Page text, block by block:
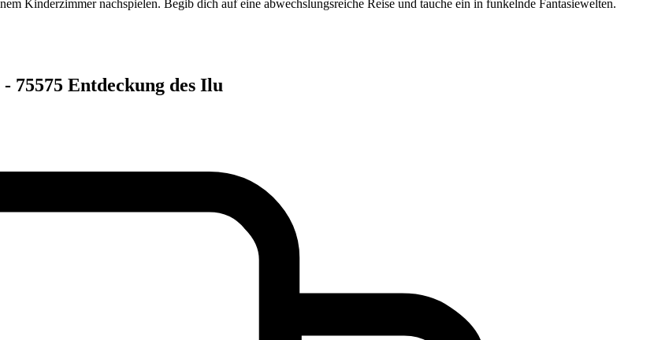
Kinderzimmer nachspielen. Begib dich auf eine abwechslungsreiche Reise und tauche ein in funkelnde Fantasiewelten.
Entdeckung des Ilu